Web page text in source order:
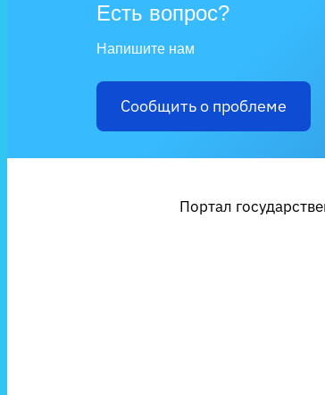
Есть вопрос?
Напишите нам
Сообщить о проблеме
Портал